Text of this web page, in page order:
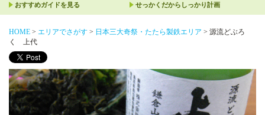
おすすめガイドを見る
せっかくだからしっかり計画
HOME > エリアでさがす > 日本三大奇祭・たたら製鉄エリア > 源流どぶろ
く 上代